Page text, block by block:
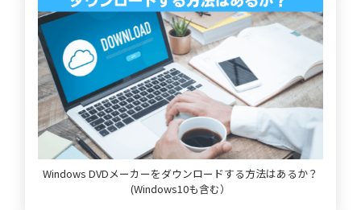
Windows DVDメーカーをダウンロードする方法はあるか？
(Windows10も含む）